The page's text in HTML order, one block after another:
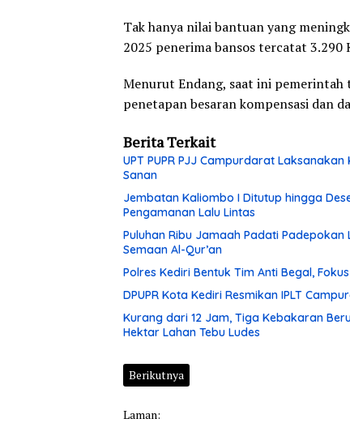
Tak hanya nilai bantuan yang
2025 penerima bansos tercatat
Menurut Endang, saat ini pemerintah
penetapan besaran kompensasi dan
Berita Terkait
UPT PUPR PJJ Campurdarat
Sanan
Jembatan Kaliombo I Ditutup hingga
Pengamanan Lalu Lintas
Puluhan Ribu Jamaah Padati
Semaan Al-Qur’an
Polres Kediri Bentuk Tim Anti Begal,
DPUPR Kota Kediri Resmikan IPLT
Kurang dari 12 Jam, Tiga Kebakaran
Hektar Lahan Tebu Ludes
Berikutnya
Laman: